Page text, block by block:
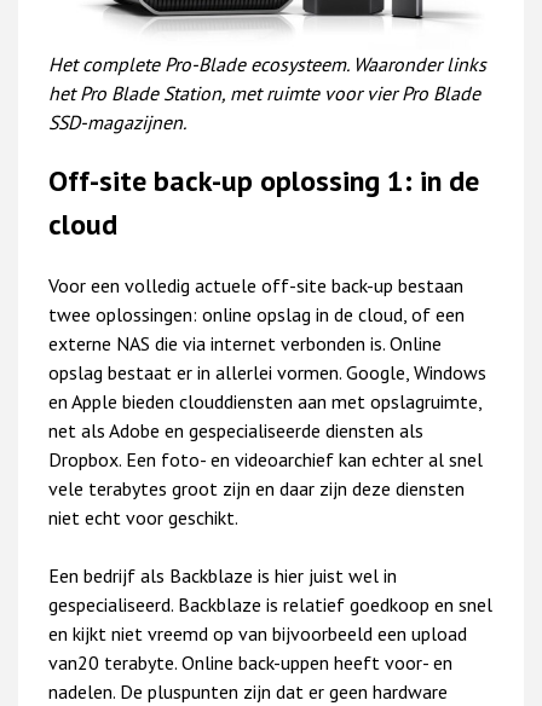
Het complete Pro-Blade ecosysteem. Waaronder links
het Pro Blade Station, met ruimte voor vier Pro Blade
SSD-magazijnen.
Off-site back-up oplossing 1: in de
cloud
Voor een volledig actuele off-site back-up bestaan
twee oplossingen: online opslag in de cloud, of een
externe NAS die via internet verbonden is. Online
opslag bestaat er in allerlei vormen. Google, Windows
en Apple bieden clouddiensten aan met opslagruimte,
net als Adobe en gespecialiseerde diensten als
Dropbox. Een foto- en videoarchief kan echter al snel
vele terabytes groot zijn en daar zijn deze diensten
niet echt voor geschikt.
Een bedrijf als Backblaze is hier juist wel in
gespecialiseerd. Backblaze is relatief goedkoop en snel
en kijkt niet vreemd op van bijvoorbeeld een upload
van20 terabyte. Online back-uppen heeft voor- en
nadelen. De pluspunten zijn dat er geen hardware